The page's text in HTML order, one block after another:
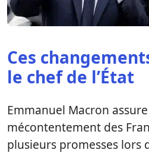
Ces
le chef de l’État
Emmanuel Macron
mécontentement des
plusieurs promesses lors